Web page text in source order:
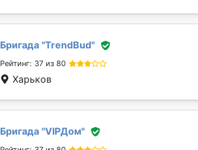
Бригада "TrendBud"
Рейтинг: 37 из 80
Харьков
Бригада "VIPДом"